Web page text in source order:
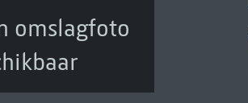
omslagfoto